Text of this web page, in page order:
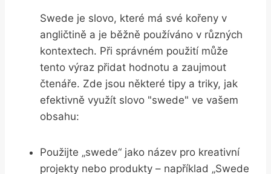
Swede je slovo, které má své kořeny v
angličtině a je běžně používáno v různých
kontextech. Při správném použití může
tento výraz přidat hodnotu a zaujmout
čtenáře. Zde jsou některé tipy a triky, jak
efektivně využít slovo "swede" ve vašem
obsahu:
Použijte „swede“ jako název pro kreativní
projekty nebo produkty – například „Swede